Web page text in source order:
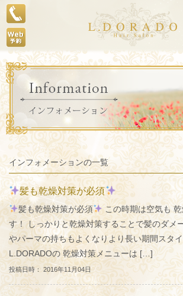
インフォメーションの一覧
髪も乾燥対策が必須
髪も乾燥対策が必須
この時期は空気も 乾
す！ しっかりと乾燥対策することで髪のダメ
やパーマの持ちもよくなりより長い期間スタ
L.DORADOの 乾燥対策メニューは […]
投稿日時： 2016年11月04日